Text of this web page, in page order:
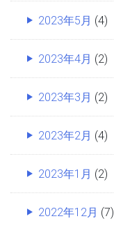
2023年5月 (4)
2023年4月 (2)
2023年3月 (2)
2023年2月 (4)
2023年1月 (2)
2022年12月 (7)